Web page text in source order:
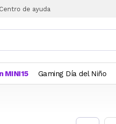
Centro de ayuda
MINI15 Gaming Día del Niño